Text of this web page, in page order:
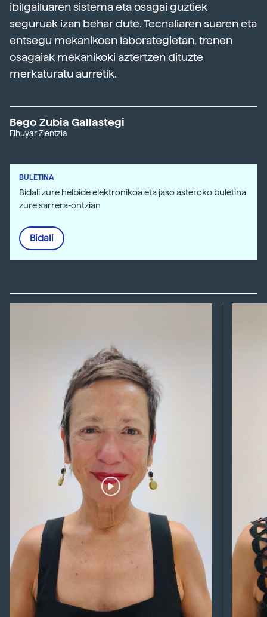
ibilgailuaren sistema eta osagai guztiek
seguruak izan behar dute. Tecnaliaren suaren eta
entsegu mekanikoen laborategietan, trenen
osagaiak mekanikoki aztertzen dituzte
merkaturatu aurretik.
Bego Zubia Gallastegi
Elhuyar Zientzia
BULETINA
Bidali zure helbide elektronikoa eta jaso asteroko buletina
zure sarrera-ontzian
Bidali